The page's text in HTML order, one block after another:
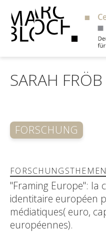
SARAH FRÖB
FORSCHUNG
FORSCHUNGSTHEMEN
"Framing Europe": la
identitaire européen
médiatiques( euro,
européennes).